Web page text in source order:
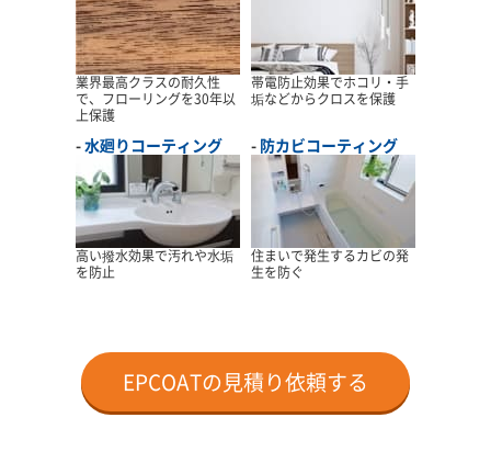
業界最高クラスの耐久性
で、フローリングを30年以
上保護
帯電防止効果でホコリ・手
垢などからクロスを保護
水廻りコーティング
高い撥水効果で汚れや水垢
を防止
防カビコーティング
住まいで発生するカビの発
生を防ぐ
EPCOATの見積り依頼する